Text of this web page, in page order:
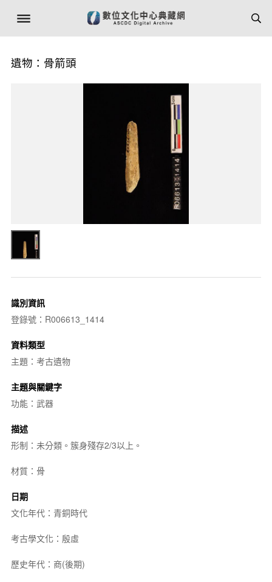
遺物：骨箭頭
識別資訊
登錄號：R006613_1414
資料類型
主題：考古遺物
主題與關鍵字
功能：武器
描述
形制：未分類。簇身殘存2/3以上。
材質：骨
日期
文化年代：青銅時代
考古學文化：殷虛
歷史年代：商(後期)